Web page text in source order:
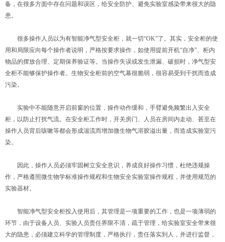
备，在很多方面中存在问题和误区，给安全防护、避免实验室感染带来很大的隐
患。
很多操作人员以为有智能净气型安全柜，就一切“OK”了。其实，安全柜的使
用和局限应向每个操作者说明，严格按要求操作，如使用提前开机“自净”、柜内
物品的摆放合理、定期保养验证等。当操作失误或发生泄漏、破损时，净气型安
全柜不能够保护操作者。生物安全柜前的空气幕很脆弱，很容易受到干扰而造成
污染。
实验中不能随意开启前窗的位置，操作动作缓和，手臂避免频繁出入安全
柜，以防止打扰气流。在安全柜工作时，开关房门、人员在房间内走动、甚至在
操作人员背后咳嗽等都会形成湍流而增加微生物气溶胶溢出量，而造成实验室污
染。
因此，操作人员必须牢固树立安全意识，养成良好操作习惯，杜绝违规操
作，严格遵照微生物学标准操作规程和生物安全实验室操作规程，并使用规范的
实验器材。
智能净气型安全柜投入使用后，其管理是一项重要的工作，也是一项薄弱的
环节，由于设备人员、实验人员责任界限不清，疏于管理，给实验室安全带来很
大的隐患，必须建立科学的管理制度，严格执行，责任落实到人，并进行监督，